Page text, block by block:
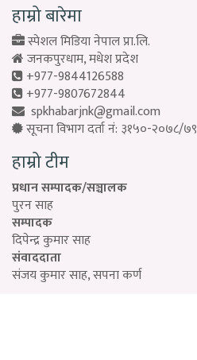
हाम्रो बारेमा
स्पेशल मिडिया नेपाल प्रा.लि.
जनकपुरधाम, मधेश प्रदेश
+977-9844126588
+977-9807672844
spkhabarjnk@gmail.com
सूचना विभाग दर्ता नं: ३१५०-२०७८/७९
हाम्रो टीम
प्रधान सम्पादक/सञ्चालक
पुरन साह
सम्पादक
दिपेन्द्र कुमार साह
संवाददाता
संजय कुमार साह, सपना कर्ण